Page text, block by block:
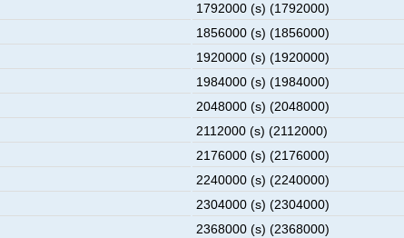
1792000 (s) (1792000)
1856000 (s) (1856000)
1920000 (s) (1920000)
1984000 (s) (1984000)
2048000 (s) (2048000)
2112000 (s) (2112000)
2176000 (s) (2176000)
2240000 (s) (2240000)
2304000 (s) (2304000)
2368000 (s) (2368000)